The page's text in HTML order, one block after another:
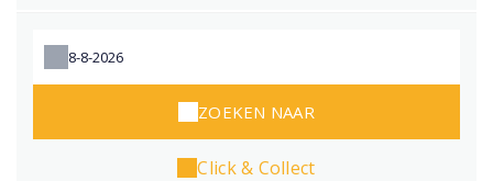
ZOEKEN NAAR
Click & Collect